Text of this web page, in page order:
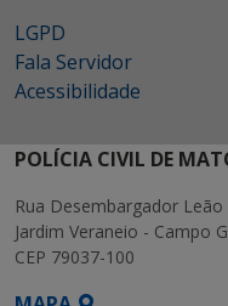
LGPD
Fala Servidor
Acessibilidade
POLÍCIA CIVIL DE
Rua Desembargador
Jardim Veraneio - Campo
CEP 79037-100